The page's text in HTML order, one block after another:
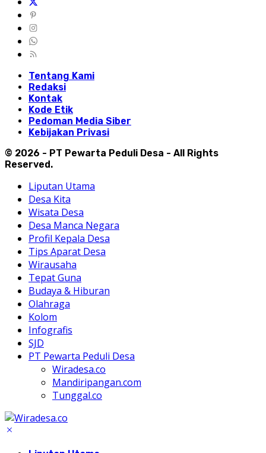
Tentang Kami
Redaksi
Kontak
Kode Etik
Pedoman Media Siber
Kebijakan Privasi
© 2026 - PT Pewarta Peduli Desa - All Rights
Reserved.
Liputan Utama
Desa Kita
Wisata Desa
Desa Manca Negara
Profil Kepala Desa
Tips Aparat Desa
Wirausaha
Tepat Guna
Budaya & Hiburan
Olahraga
Kolom
Infografis
SJD
PT Pewarta Peduli Desa
Wiradesa.co
Mandiripangan.com
Tunggal.co